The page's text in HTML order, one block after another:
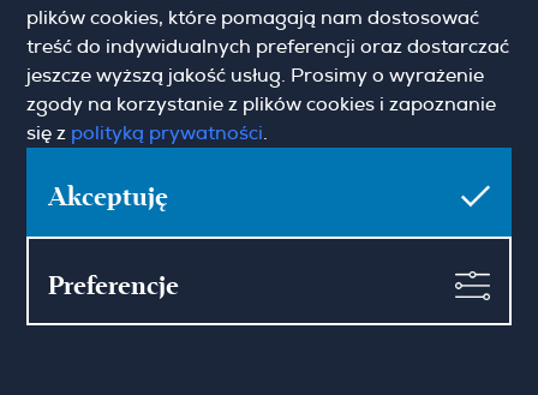
Hamilton May Wrocław
plików cookies, które pomagają nam dostosować
treść do indywidualnych preferencji oraz dostarczać
jeszcze wyższą jakość usług. Prosimy o wyrażenie
zgody na korzystanie z plików cookies i zapoznanie
się z polityką prywatności
Akceptuję
Preferencje